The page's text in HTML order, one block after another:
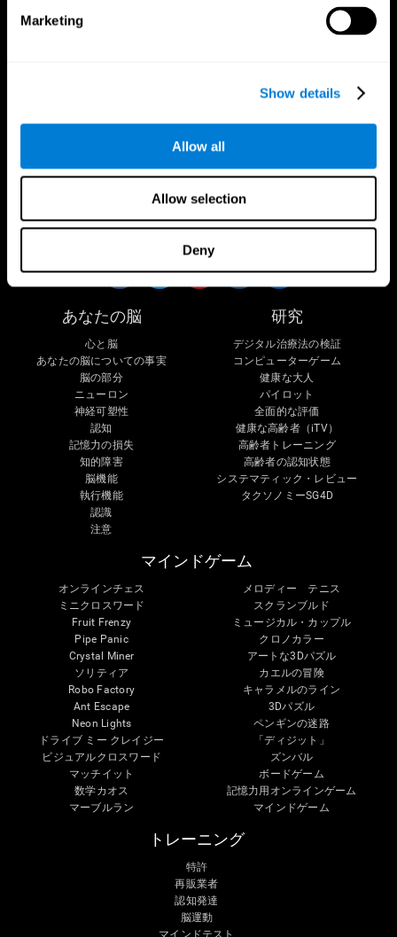
Marketing
Show details
Allow all
Allow selection
Deny
で私たちをフォローしてください
あなたの脳
心と脳
あなたの脳についての事実
脳の部分
ニューロン
神経可塑性
認知
記憶力の損失
知的障害
脳機能
執行機能
認識
注意
研究
デジタル治療法の検証
コンピューターゲーム
健康な大人
パイロット
全面的な評価
健康な高齢者（iTV）
高齢者トレーニング
高齢者の認知状態
システマティック・レビュー
タクソノミーSG4D
マインドゲーム
オンラインチェス
ミニクロスワード
Fruit Frenzy
Pipe Panic
Crystal Miner
ソリティア
Robo Factory
Ant Escape
Neon Lights
ドライブ ミー クレイジー
ビジュアルクロスワード
マッチイット
数学カオス
マーブルラン
メロディー テニス
スクランブルド
ミュージカル・カップル
クロノカラー
アートな3Dパズル
カエルの冒険
キャラメルのライン
3Dパズル
ペンギンの迷路
「ディジット」
ズンバル
ボードゲーム
記憶力用オンラインゲーム
マインドゲーム
トレーニング
特許
再販業者
認知発達
脳運動
マインドテスト